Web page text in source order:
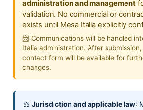
administration and management
validation. No commercial or
exists until Mesa Italia explicitly
📨 Communications will be handled
Italia administration. After
contact form will be available for
changes.
⚖️ Jurisdiction and applicable law: